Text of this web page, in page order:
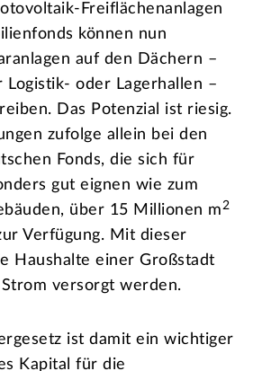
Freiflächenanlagen
können nun
auf den Dächern –
Logistik- oder Lagerhallen –
Das Potenzial ist riesig.
zufolge allein bei den
Fonds, die sich für
gut eignen wie zum
über 15 Millionen m 2
Verfügung. Mit dieser
Haushalte einer Großstadt
versorgt werden.
ist damit ein wichtiger
Kapital für die